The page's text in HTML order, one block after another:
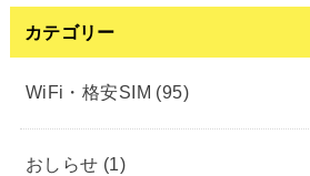
カテゴリー
WiFi・格安SIM (95)
おしらせ (1)